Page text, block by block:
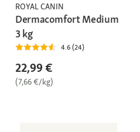
ROYAL CANIN
Dermacomfort Medium
3 kg
4.6 (24)
22,99 €
(7,66 €/kg)